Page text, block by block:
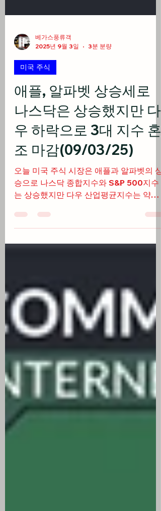
베가스풍류객
2025년 9월 3일
미국 주식
애플, 알파벳 상승세로
나스닥은 상승했지만 다
우 하락으로 3대 지수 혼
조 마감(09/03/25)
오늘 미국 주식 시장은 애플과 알파벳의 상
는 상승했지만 다우 산업평균지수는 약보
합세를 보이면서 3대 지수 혼조 마감 출처:
cnbc.com 미국 주식 시황 오늘 연방 판사